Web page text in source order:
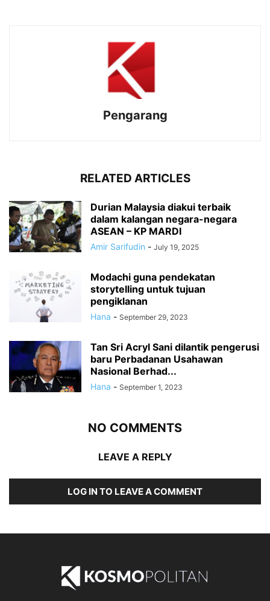
Pengarang
RELATED ARTICLES
Durian Malaysia diakui terbaik
dalam kalangan negara-negara
ASEAN – KP MARDI
Amir Sarifudin - July 19, 2025
Modachi guna pendekatan
storytelling untuk tujuan
pengiklanan
Hana - September 29, 2023
Tan Sri Acryl Sani dilantik pengerusi
baru Perbadanan Usahawan
Nasional Berhad...
Hana - September 1, 2023
NO COMMENTS
LEAVE A REPLY
LOG IN TO LEAVE A COMMENT